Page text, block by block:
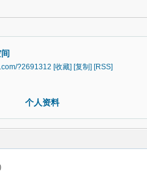
?2691312 [收藏] [复制] [RSS]
个人资料